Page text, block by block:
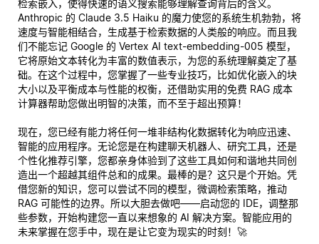
检索嵌入，使得快速的语义搜索能够理解查询背后的含义。
Anthropic 的 Claude 3.5 Haiku 的魔力使您的系统生机勃勃，将
速度与智能相结合，生成基于检索数据的人类般的响应。而且我
们不能忘记 Google 的 Vertex AI text-embedding-005 模型，
它将原始文本转化为丰富的数值表示，为您的系统理解奠定了基
础。在这个过程中，您掌握了一些专业技巧，比如优化嵌入的块
大小以及平衡成本与性能的权衡，还借助实用的免费 RAG 成本
计算器帮助您做出明智的决策，而不至于超出预算！
现在，您已经有能力将任何一堆非结构化数据转化为响应迅速、
智能的应用程序。无论您是在构建聊天机器人、研究工具，还是
个性化推荐引擎，您都亲身体验到了这些工具如何和谐地共同创
造出一个超越其组件总和的成果。最棒的是？这只是个开始。凭
借您新的知识，您可以尝试不同的模型，微调检索策略，推动
RAG 可能性的边界。所以大胆去做吧——启动您的 IDE，调整那
些参数，开始构建您一直以来想象的 AI 解决方案。智能应用的
未来掌握在您手中，现在是让它变为现实的时刻！🚀